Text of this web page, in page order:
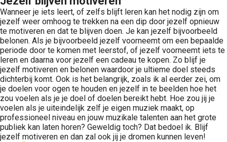
Wanneer je iets leert, of zelfs blijft leren kan het nodig zijn om
jezelf weer omhoog te trekken na een dip door jezelf opnieuw
te motiveren en dat te blijven doen. Je kan jezelf bijvoorbeeld
belonen. Als je bijvoorbeeld jezelf voorneemt om een bepaalde
periode door te komen met leerstof, of jezelf voorneemt iets te
leren en daarna voor jezelf een cadeau te kopen. Zo blijf je
jezelf motiveren en belonen waardoor je ultieme doel steeds
dichterbij komt. Ook is het belangrijk, zoals ik al eerder zei, om
je doelen voor ogen te houden en jezelf in te beelden hoe het
zou voelen als je je doel of doelen bereikt hebt. Hoe zou jij je
voelen als je uiteindelijk zelf je eigen muziek maakt, op
professioneel niveau en jouw muzikale talenten aan het grote
publiek kan laten horen? Geweldig toch? Dat bedoel ik. Blijf
jezelf motiveren en dan zal ook jij je dromen kunnen leven!